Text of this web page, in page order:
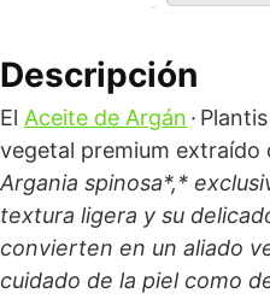
Descripción
El Aceite de Argán ·
vegetal premium extraído
Argania spinosa*,*
textura ligera y su
convierten en un aliado
cuidado de la piel como